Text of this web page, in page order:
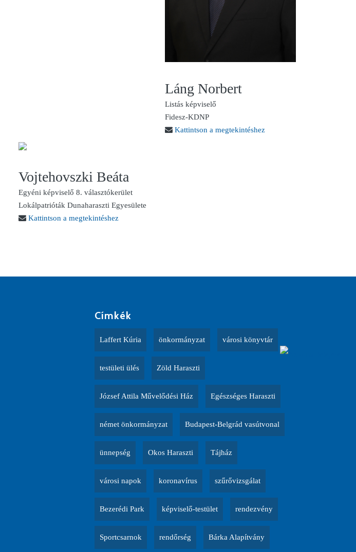
Láng Norbert
Listás képviselő
Fidesz-KDNP
Kattintson a megtekintéshez
Vojtehovszki Beáta
Egyéni képviselő 8. választókerület
Lokálpatrióták Dunaharaszti Egyesülete
Kattintson a megtekintéshez
Címkék
Laffert Kúria önkormányzat városi könyvtár
testületi ülés Zöld Haraszti
József Attila Művelődési Ház Egészséges Haraszti
német önkormányzat Budapest-Belgrád vasútvonal
ünnepség Okos Haraszti Tájház
városi napok koronavírus szűrővizsgálat
Bezerédi Park képviselő-testület rendezvény
Sportcsarnok rendőrség Bárka Alapítvány